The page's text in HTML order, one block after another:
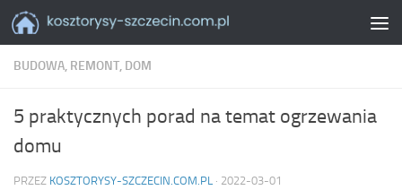
Skip to content
BUDOWA, REMONT, DOM
5 praktycznych porad na temat ogrzewania
domu
PRZEZ KOSZTORYSY-SZCZECIN.COM.PL · 2022-03-01